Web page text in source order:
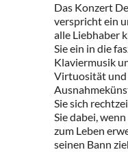
Das Konzert
verspricht ein
alle Liebhaber
Sie ein in die
Klaviermusik
Virtuosität und
Sie sich
Sie dabei,
zum Leben
seinen Bann